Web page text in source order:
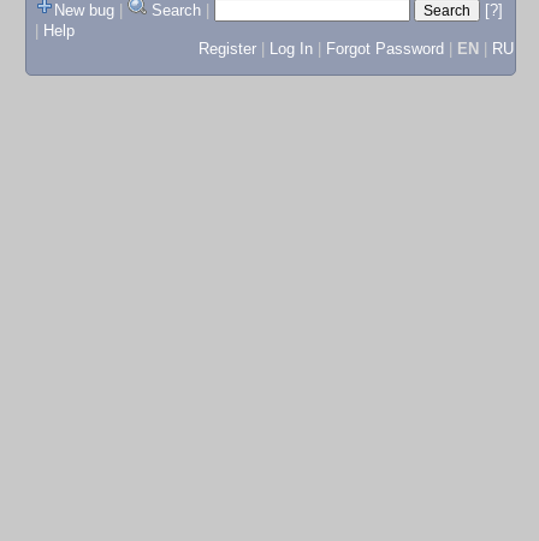
New bug
Search
[?]
Help
Register
Log In Forgot Password EN RU